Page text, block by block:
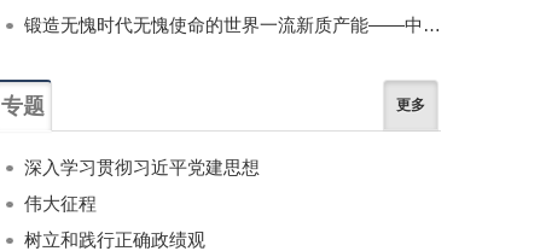
锻造无愧时代无愧使命的世界一流新质产能——中国有色金属工业的战略应对与破局之道（二）
专题 更多
深入学习贯彻习近平党建思想
伟大征程
树立和践行正确政绩观